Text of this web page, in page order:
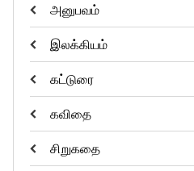
அனுபவம்
இலக்கியம்
கட்டுரை
கவிதை
சிறுகதை